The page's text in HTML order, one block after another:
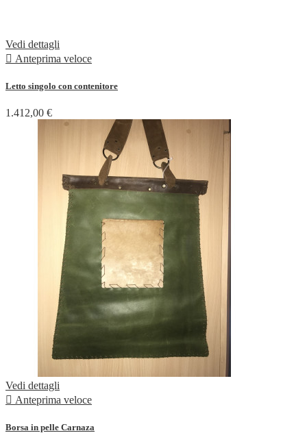
Vedi dettagli
 Anteprima veloce
Letto singolo con contenitore
1.412,00 €
Vedi dettagli
 Anteprima veloce
Borsa in pelle Carnaza